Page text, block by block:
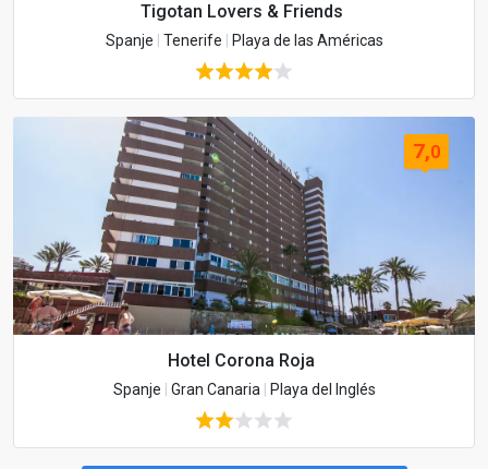
Tigotan Lovers & Friends
Spanje Tenerife Playa de las Américas
7,0
Hotel Corona Roja
Spanje Gran Canaria Playa del Inglés